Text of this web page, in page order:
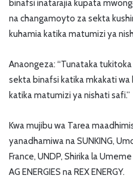
binafsi inatarajia kupata
na changamoyto za sekta
kuhamia katika matumizi ya
Anaongeza: “Tunataka
sekta binafsi katika mkakati
katika matumizi ya nishati safi.”
Kwa mujibu wa Tarea
yanadhamiwa na SUNKING,
France, UNDP, Shirika la
AG ENERGIES na REX ENERGY.